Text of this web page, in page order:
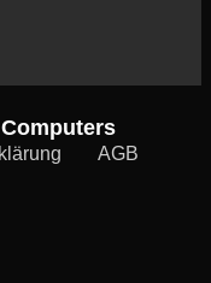
AGB